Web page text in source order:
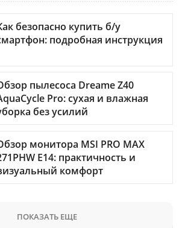
безопасно купить б/у
подробная инструкция
пылесоса Dreame Z40
Pro: сухая и влажная
без усилий
монитора MSI PRO MAX
E14: практичность и
комфорт
ПОКАЗАТЬ ЕЩЕ